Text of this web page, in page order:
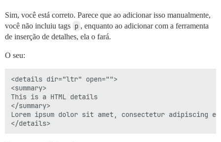
Sim, você está correto. Parece que ao adicionar isso manualmente,
você não incluiu tags p , enquanto ao adicionar com a ferramenta
de inserção de detalhes, ela o fará.
O seu:
<details dir="ltr" open="">
<summary>
This is a HTML details
</summary>
Lorem ipsum dolor sit amet, consectetur